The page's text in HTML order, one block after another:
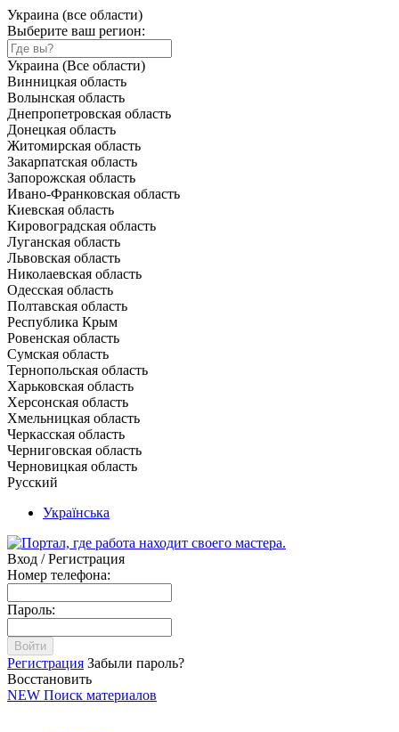
Украина (все области)
Выберите ваш регион:
Украина (Все области)
Винницкая область
Волынская область
Днепропетровская область
Донецкая область
Житомирская область
Закарпатская область
Запорожская область
Ивано-Франковская область
Киевская область
Кировоградская область
Луганская область
Львовская область
Николаевская область
Одесская область
Полтавская область
Республика Крым
Ровенская область
Сумская область
Тернопольская область
Харьковская область
Херсонская область
Хмельницкая область
Черкасская область
Черниговская область
Черновицкая область
Русский
Українська
Вход / Регистрация
Номер телефона:
Пароль:
Войти
Регистрация Забыли пароль?
Восстановить
NEW Поиск материалов